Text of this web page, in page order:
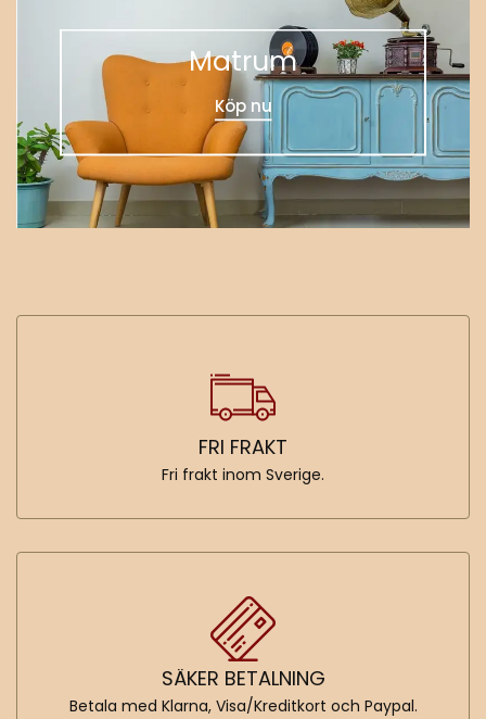
Matrum
Köp nu
FRI FRAKT
Fri frakt inom Sverige.
SÄKER BETALNING
Betala med Klarna, Visa/Kreditkort och Paypal.